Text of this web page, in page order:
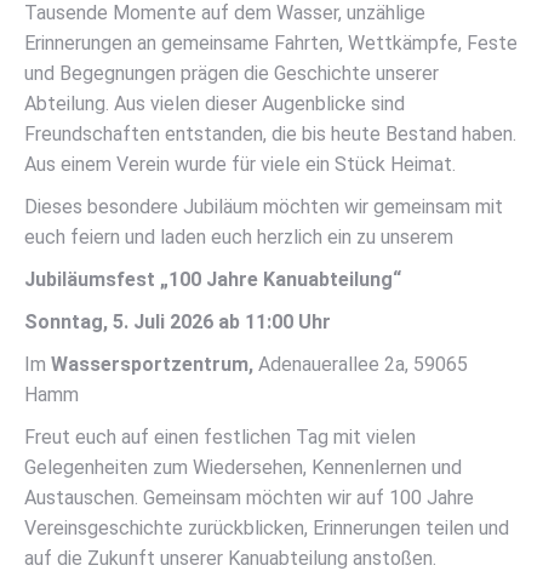
Tausende Momente auf dem Wasser, unzählige
Erinnerungen an gemeinsame Fahrten, Wettkämpfe, Feste
und Begegnungen prägen die Geschichte unserer
Abteilung. Aus vielen dieser Augenblicke sind
Freundschaften entstanden, die bis heute Bestand haben.
Aus einem Verein wurde für viele ein Stück Heimat.
Dieses besondere Jubiläum möchten wir gemeinsam mit
euch feiern und laden euch herzlich ein zu unserem
Jubiläumsfest „100 Jahre Kanuabteilung“
Sonntag, 5. Juli 2026 ab 11:00 Uhr
Im Wassersportzentrum, Adenauerallee 2a, 59065
Hamm
Freut euch auf einen festlichen Tag mit vielen
Gelegenheiten zum Wiedersehen, Kennenlernen und
Austauschen. Gemeinsam möchten wir auf 100 Jahre
Vereinsgeschichte zurückblicken, Erinnerungen teilen und
auf die Zukunft unserer Kanuabteilung anstoßen.